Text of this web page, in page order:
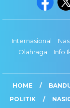
Internasional
Olahraga
Info
HOME
POLITIK